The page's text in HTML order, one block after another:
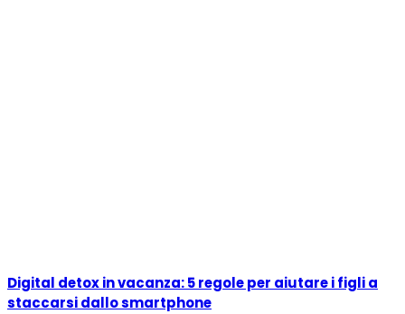
Digital detox in vacanza: 5 regole per aiutare i figli a
staccarsi dallo smartphone